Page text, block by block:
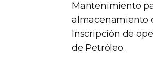
Mantenimiento
almacenamiento
Inscripción de
de Petróleo.